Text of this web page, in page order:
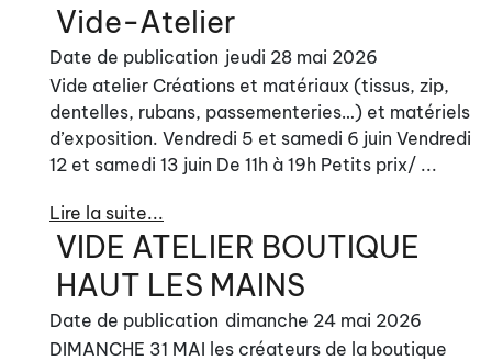
Vide-Atelier
Date de publication jeudi 28 mai 2026
Vide atelier Créations et matériaux (tissus, zip,
dentelles, rubans, passementeries…) et matériels
d’exposition. Vendredi 5 et samedi 6 juin Vendredi
12 et samedi 13 juin De 11h à 19h Petits prix/ ...
Lire la suite...
VIDE ATELIER BOUTIQUE
HAUT LES MAINS
Date de publication dimanche 24 mai 2026
DIMANCHE 31 MAI les créateurs de la boutique